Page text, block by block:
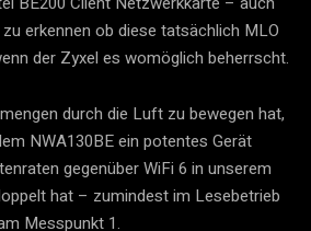
erkennen ob diese tatsächlich MLO
der Zyxel es womöglich beherrscht.
durch die Luft zu bewegen hat,
NWA130BE ein potentes Gerät
gegenüber WiFi 6 in unserem
hat – zumindest im Lesebetrieb
Messpunkt 1.